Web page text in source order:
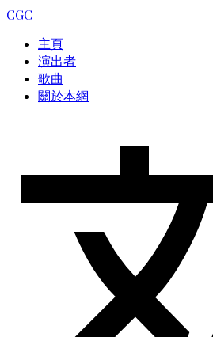
CGC
主頁
演出者
歌曲
關於本網